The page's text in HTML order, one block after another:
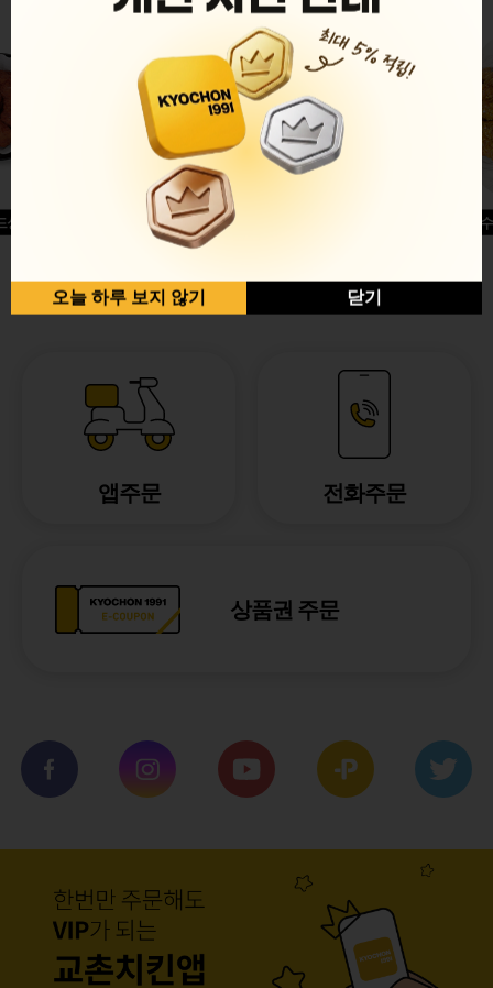
글윙
반반순살[레드+허니]
허니옥
앱주문 전화주문
상품권 주문
오늘 하루 보지 않기 닫기